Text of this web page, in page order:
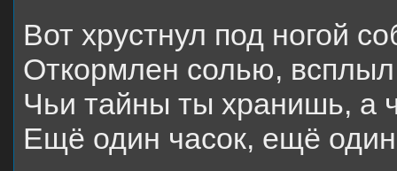
Вот хрустнул под ногой
Откормлен солью, всплыл
Чьи тайны ты хранишь, а
Ещё один часок, ещё